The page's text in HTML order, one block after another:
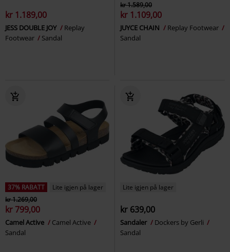
kr 1.189,00
JESS DOUBLE JOY
Replay
Footwear
Sandal
kr 1.589,00
kr 1.109,00
JUYCE CHAIN
Replay Footwear
Sandal
37% RABATT
Lite igjen på lager
kr 1.269,00
kr 799,00
Camel Active
Camel Active
Sandal
Lite igjen på lager
kr 639,00
Sandaler
Dockers by Gerli
Sandal